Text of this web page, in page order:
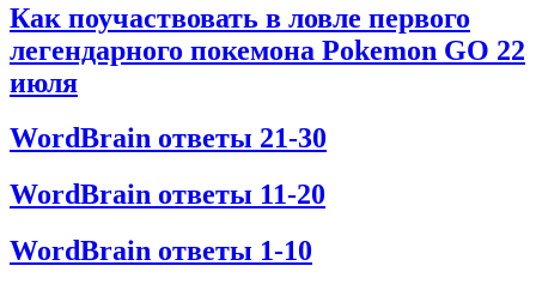
Как поучаствовать в ловле первого
легендарного покемона Pokemon GO 22
июля
WordBrain ответы 21-30
WordBrain ответы 11-20
WordBrain ответы 1-10